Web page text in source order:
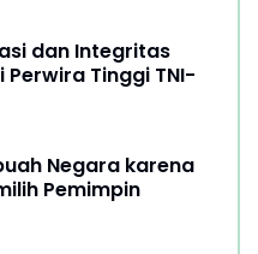
dan Integritas
Tinggi TNI-
Negara karena
Pemimpin